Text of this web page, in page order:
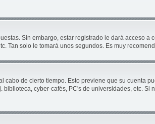
Sin embargo, estar registrado le dará acceso a
Tan solo le tomará unos segundos. Es muy
de cierto tiempo. Esto previene que su cuenta
cyber-cafés, PC's de universidades, etc. Si